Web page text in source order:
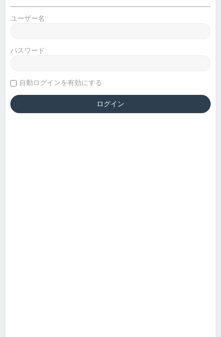
ユーザー名:
パスワード:
自動ログインを有効にする